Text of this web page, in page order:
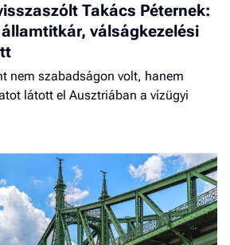
Takács Péternek:
válságkezelési
nem szabadságon volt, hanem
látott el Ausztriában a vízügyi